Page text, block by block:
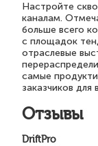
Настройте
каналам.
больше всего
с площадок
отраслевые
самые
заказчиков для
Отзывы
DriftPro